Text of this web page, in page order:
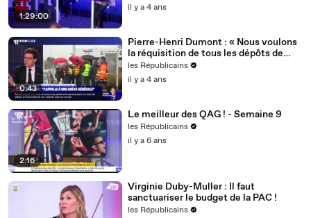
1:29:00
il y a 4 ans
0:43
Pierre-Henri Dumont : « Nous voulons
la réquisition de tous les dépôts de
carburant ! »
les Républicains
il y a 4 ans
2:16
Le meilleur des QAG ! - Semaine 9
les Républicains
il y a 6 ans
Virginie Duby-Muller : Il faut
sanctuariser le budget de la PAC !
les Républicains